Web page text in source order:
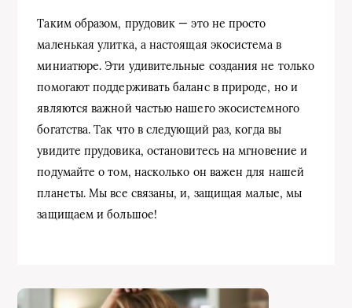
Таким образом, прудовик — это не просто
маленькая улитка, а настоящая экосистема в
миниатюре. Эти удивительные создания не только
помогают поддерживать баланс в природе, но и
являются важной частью нашего экосистемного
богатства. Так что в следующий раз, когда вы
увидите прудовика, остановитесь на мгновение и
подумайте о том, насколько он важен для нашей
планеты. Мы все связаны, и, защищая малые, мы
защищаем и большое!